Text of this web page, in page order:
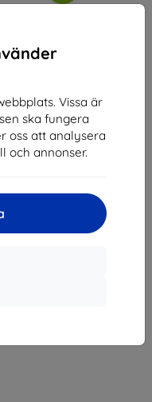
Vissa är
ska fungera
oss att analysera
och annonser.